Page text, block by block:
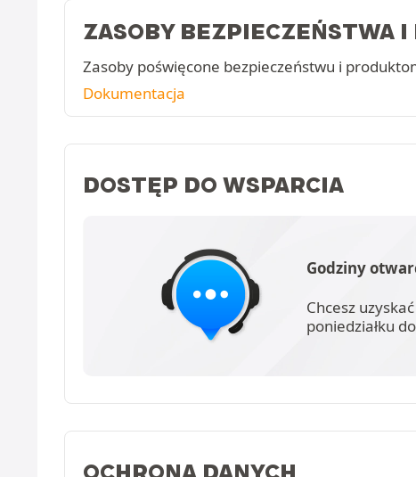
ZASOBY BEZPIECZEŃSTWA I
Zasoby poświęcone bezpieczeństwu i
Dokumentacja
DOSTĘP DO WSPARCIA
Godziny
Chcesz
poniedziałku
OCHRONA DANYCH